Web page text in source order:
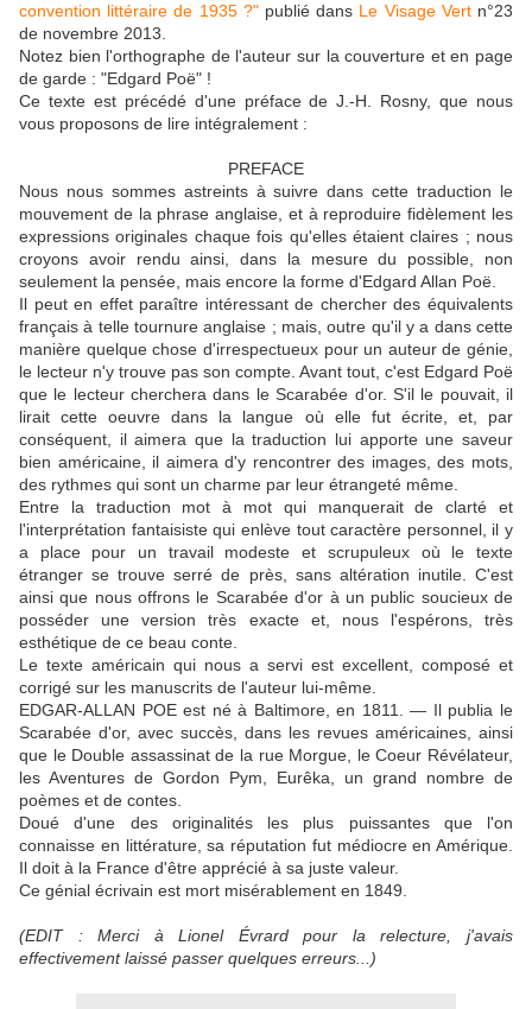
convention littéraire de 1935 ?"publié dans Le Visage Vertn°23
de novembre 2013.
Notez bien l'orthographe de l'auteur sur la couverture et en page
de garde : "Edgard Poë" !
Ce texte est précédé d'une préface de J.-H. Rosny, que nous
vous proposons de lire intégralement :
PREFACE
Nous nous sommes astreints à suivre dans cette traduction le
mouvement de la phrase anglaise, et à reproduire fidèlement les
expressions originales chaque fois qu'elles étaient claires ; nous
croyons avoir rendu ainsi, dans la mesure du possible, non
seulement la pensée, mais encore la forme d'Edgard Allan Poë.
Il peut en effet paraître intéressant de chercher des équivalents
français à telle tournure anglaise ; mais, outre qu'il y a dans cette
manière quelque chose d'irrespectueux pour un auteur de génie,
le lecteur n'y trouve pas son compte. Avant tout, c'est Edgard Poë
que le lecteur cherchera dans le Scarabée d'or. S'il le pouvait, il
lirait cette oeuvre dans la langue où elle fut écrite, et, par
conséquent, il aimera que la traduction lui apporte une saveur
bien américaine, il aimera d'y rencontrer des images, des mots,
des rythmes qui sont un charme par leur étrangeté même.
Entre la traduction mot à mot qui manquerait de clarté et
l'interprétation fantaisiste qui enlève tout caractère personnel, il y
a place pour un travail modeste et scrupuleux où le texte
étranger se trouve serré de près, sans altération inutile. C'est
ainsi que nous offrons le Scarabée d'or à un public soucieux de
posséder une version très exacte et, nous l'espérons, très
esthétique de ce beau conte.
Le texte américain qui nous a servi est excellent, composé et
corrigé sur les manuscrits de l'auteur lui-même.
EDGAR-ALLAN POE est né à Baltimore, en 1811. — Il publia le
Scarabée d'or, avec succès, dans les revues américaines, ainsi
que le Double assassinat de la rue Morgue, le Coeur Révélateur,
les Aventures de Gordon Pym, Eurêka, un grand nombre de
poèmes et de contes.
Doué d'une des originalités les plus puissantes que l'on
connaisse en littérature, sa réputation fut médiocre en Amérique.
Il doit à la France d'être apprécié à sa juste valeur.
Ce génial écrivain est mort misérablement en 1849.
(EDIT : Merci à Lionel Évrard pour la relecture, j'avais
effectivement laissé passer quelques erreurs...)